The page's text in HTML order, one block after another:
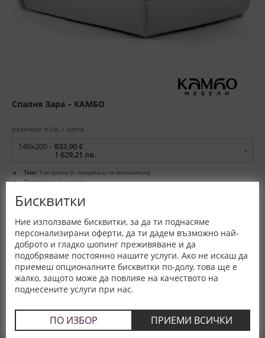
Бисквитки
Ние използваме бисквитки, за да ти поднасяме
персонализирани оферти, да ти дадем възможно най-
доброто и гладко шопинг преживяване и да
подобряваме постоянно нашите услуги. Ако не искаш да
приемеш опционалните бисквитки по-долу, това ще е
жалко, защото може да повлияе на качеството на
поднесените услуги при нас.
ПО ИЗБОР ПРИЕМИ ВСИЧКИ
Спалня Зара – КАМБО
размери в см. / цена
140x200 - 833,00 €
1 629,21 лв.
Тип: Тип ракла (с повдигащ се механизъм)
Произход:България